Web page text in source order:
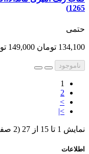
1265)
حتمی
134,100 تومان 149,000 تومان
ناموجود
1
2
>
>|
نمایش 1 تا 15 از 27 (2 صفحه)
اطلاعات